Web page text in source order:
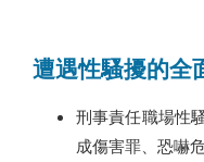
遭遇性騷擾的全
刑事責任職場性
成傷害罪、恐嚇